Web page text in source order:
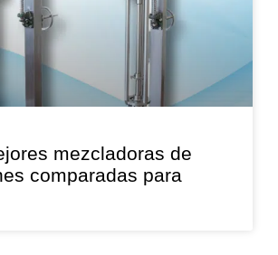
mezcladoras de
comparadas para